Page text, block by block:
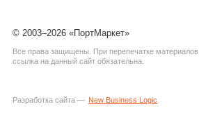
© 2003–2026 «ПортМаркет»
Все права защищены. При перепечатке материалов
ссылка на данный сайт обязательна.
Разработка сайта — New Business Logic